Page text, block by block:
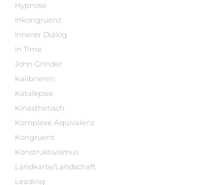
Hypnose
Inkongruenz
Innerer Dialog
In Time
John Grinder
Kalibrieren
Katalepsie
Kinästhetisch
Komplexe Äquivalenz
Kongruent
Konstruktivismus
Landkarte/Landschaft
Leading